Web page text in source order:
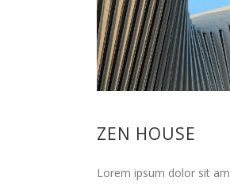
ZEN HOUSE
Lorem ipsum dolor sit